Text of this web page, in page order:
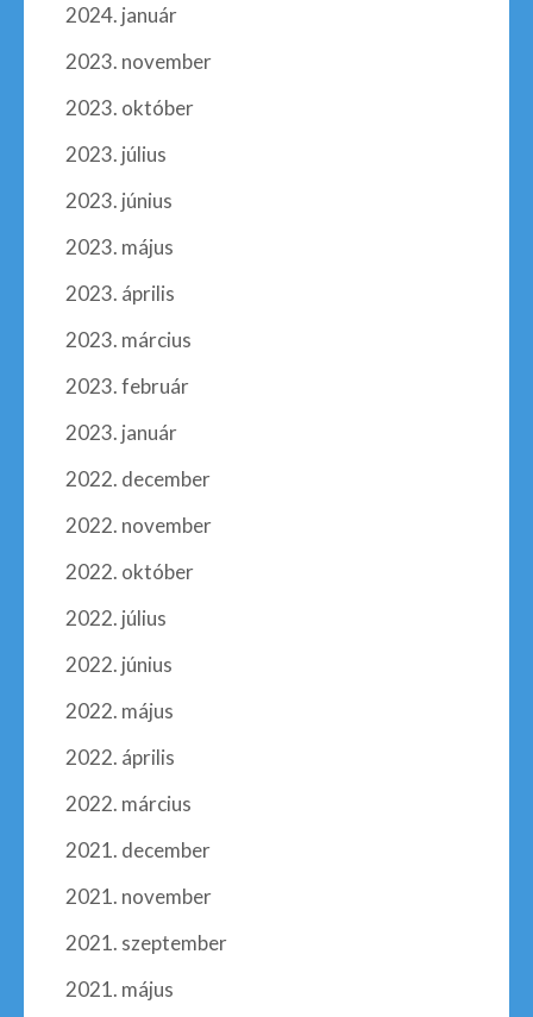
2024. január
2023. november
2023. október
2023. július
2023. június
2023. május
2023. április
2023. március
2023. február
2023. január
2022. december
2022. november
2022. október
2022. július
2022. június
2022. május
2022. április
2022. március
2021. december
2021. november
2021. szeptember
2021. május